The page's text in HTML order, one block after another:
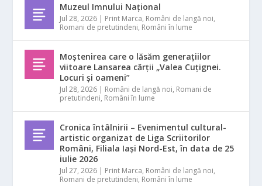
Muzeul Imnului Național
Jul 28, 2026 | Print Marca, Români de langă noi,
Romani de pretutindeni, Români în lume
Moștenirea care o lăsăm generațiilor
viitoare Lansarea cărții „Valea Cuțignei.
Locuri și oameni”
Jul 28, 2026 | Români de langă noi, Romani de
pretutindeni, Români în lume
Cronica întâlnirii – Evenimentul cultural-
artistic organizat de Liga Scriitorilor
Români, Filiala Iași Nord-Est, în data de 25
iulie 2026
Jul 27, 2026 | Print Marca, Români de langă noi,
Romani de pretutindeni, Români în lume